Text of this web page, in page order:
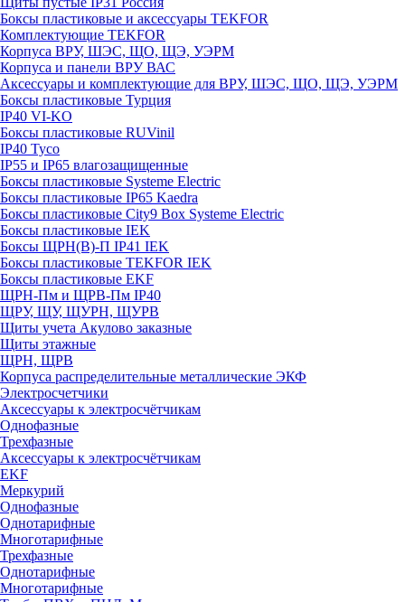
Боксы пластиковые и аксессуары TEKFOR
Комплектующие TEKFOR
Корпуса ВРУ, ШЭС, ЩО, ЩЭ, УЭРМ
Корпуса и панели ВРУ ВАС
Аксессуары и комплектующие для ВРУ, ШЭС, ЩО, ЩЭ, УЭРМ
Боксы пластиковые Турция
IP40 VI-KO
Боксы пластиковые RUVinil
IP40 Тусо
IP55 и IP65 влагозащищенные
Боксы пластиковые Systeme Electric
Боксы пластиковые IP65 Kaedra
Боксы пластиковые City9 Box Systeme Electric
Боксы пластиковые IEK
Боксы ЩРН(В)-П IP41 IEK
Боксы пластиковые TEKFOR IEK
Боксы пластиковые EKF
ЩРН-Пм и ЩРВ-Пм IP40
ЩРУ, ЩУ, ЩУРН, ЩУРВ
Щиты учета Акулово заказные
Щиты этажные
ЩРН, ЩРВ
Корпуса распределительные металлические ЭКФ
Электросчетчики
Аксессуары к электросчётчикам
Однофазные
Трехфазные
Аксессуары к электросчётчикам
EKF
Меркурий
Однофазные
Однотарифные
Многотарифные
Трехфазные
Однотарифные
Многотарифные